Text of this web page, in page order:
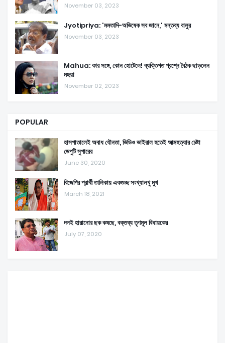
November 03, 2023
Jyotipriya: 'মমতাদি-অভিষেক সব জানে,' মন্তব্য বালুর
November 03, 2023
Mahua: কার সঙ্গে, কোন হোটেলে! ব্যক্তিগত প্রশ্নে বৈঠক ছাড়লেন
মহুয়া
November 02, 2023
POPULAR
হাসপাতালেই অবাধ যৌনতা, ভিডিও ভাইরাল হতেই আত্মহত্যার চেষ্টা
ডেপুটি সুপারের
June 30, 2020
বিজেপির প্রার্থী তালিকায় একগুচ্ছ সংখ্যালখু মুখ
March 18, 2021
দলই হারানোর ছক কষছে, বক্তব্য তৃণমূল বিধায়কের
July 07, 2020